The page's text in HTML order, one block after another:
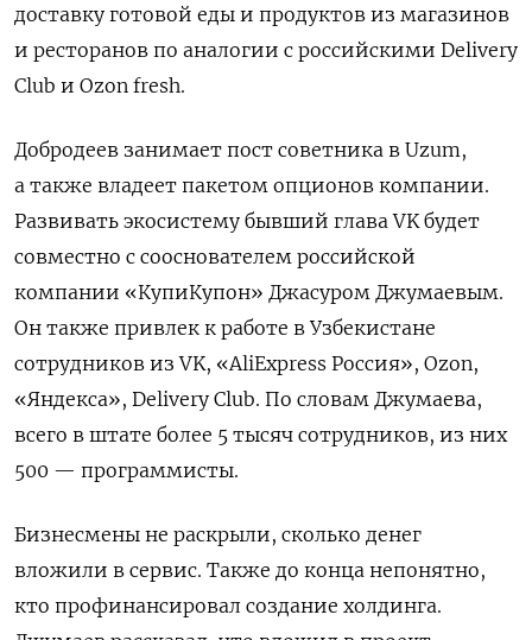
доставку готовой еды и продуктов из магазинов
и ресторанов по аналогии с российскими Delivery
Club и Ozon fresh.
Добродеев занимает пост советника в Uzum,
а также владеет пакетом опционов компании.
Развивать экосистему бывший глава VK будет
совместно с сооснователем российской
компании «КупиКупон» Джасуром Джумаевым.
Он также привлек к работе в Узбекистане
сотрудников из VK, «AliExpress Россия», Ozon,
«Яндекса», Delivery Club. По словам Джумаева,
всего в штате более 5 тысяч сотрудников, из них
500 — программисты.
Бизнесмены не раскрыли, сколько денег
вложили в сервис. Также до конца непонятно,
кто профинансировал создание холдинга.